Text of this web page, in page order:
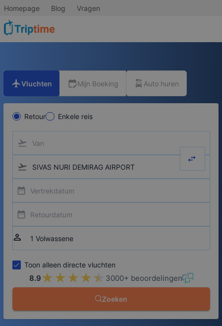
Homepage Blog Vragen
flightVluchten edit_calendarMijn Boeking car_rental Auto huren
Retour Enkele reis
flight_takeoff
flight_takeoff
date_range
date_range
person
Toon alleen directe vluchten
8.9 ★★★★★
★★★★★ 3000+ beoordelingen
Zoeken